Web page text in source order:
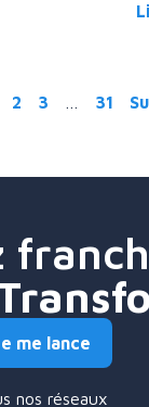
2 3 31
me lance
nos réseaux